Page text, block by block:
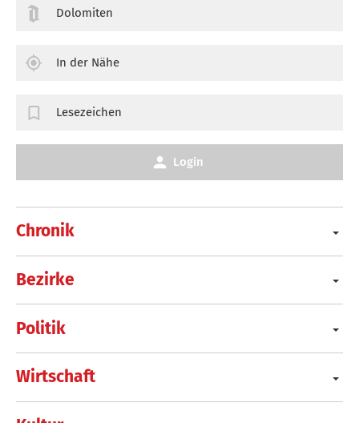
Chronik
Bezirke
Politik
Wirtschaft
Dolomiten
In der Nähe
Lesezeichen
Login